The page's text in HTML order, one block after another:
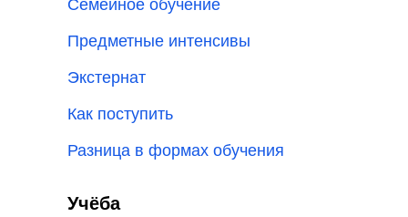
Семейное обучение
Предметные интенсивы
Как поступить
Экстернат
Разница в формах обучения
Учёба